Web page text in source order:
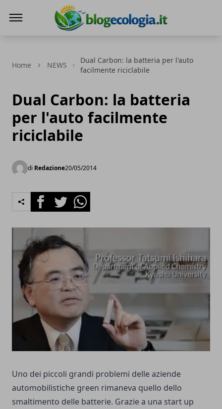
Home NEWS
Dual Carbon: la batteria per l'auto
facilmente riciclabile
Dual Carbon: la batteria
per l'auto facilmente
riciclabile
di Redazione20/05/2014
FacebookTwitterWhatsapp
Uno dei piccoli grandi problemi delle aziende
automobilistiche green rimaneva quello dello
smaltimento delle batterie. Grazie a una start up